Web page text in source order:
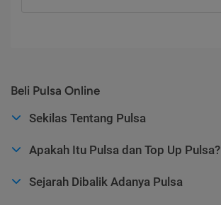
Beli Pulsa Online
Sekilas Tentang Pulsa
Apakah Itu Pulsa dan Top Up Pulsa?
Sejarah Dibalik Adanya Pulsa